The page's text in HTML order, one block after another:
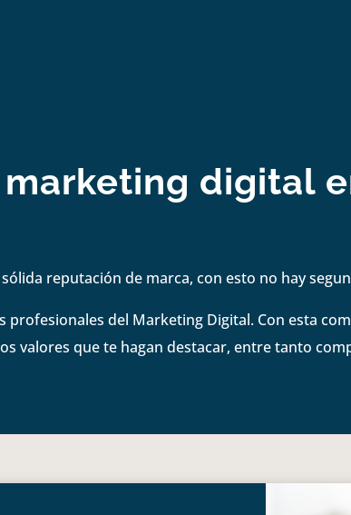
digital
reputación de marca, con esto no hay
del Marketing Digital. Con esta
valores que te hagan destacar, entre tanto